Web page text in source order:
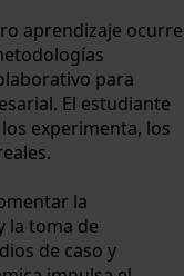
aprendizaje ocurre
para
El estudiante
experimenta, los
la
la toma de
de caso y